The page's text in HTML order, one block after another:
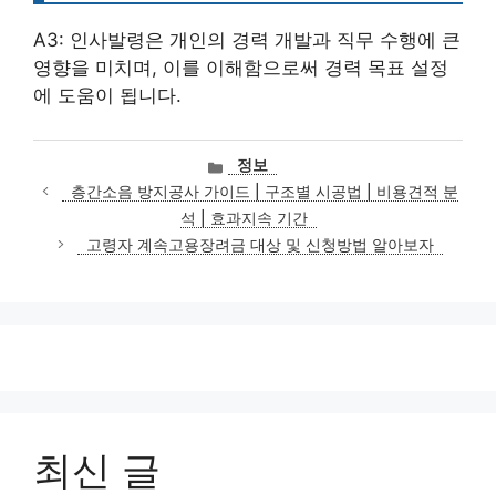
A3: 인사발령은 개인의 경력 개발과 직무 수행에 큰
영향을 미치며, 이를 이해함으로써 경력 목표 설정
에 도움이 됩니다.
카
테
고
리
정보
층간소음 방지공사 가이드 | 구조별 시공법 | 비용견적 분
석 | 효과지속 기간
고령자 계속고용장려금 대상 및 신청방법 알아보자
최신 글